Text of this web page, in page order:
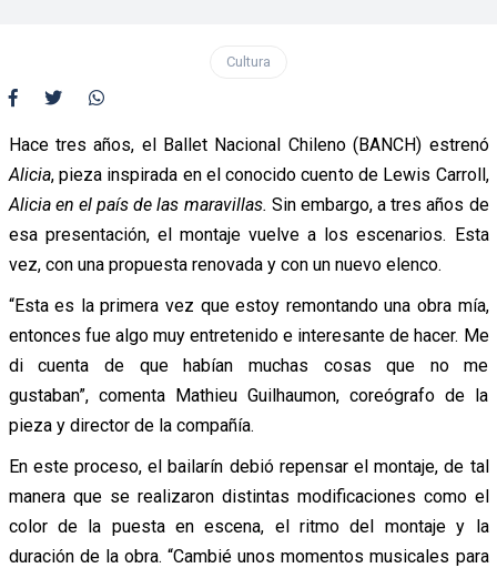
Cultura
Hace tres años, el Ballet Nacional Chileno (BANCH) estrenó
Alicia, pieza inspirada en el conocido cuento de Lewis Carroll,
Alicia en el país de las maravillas. Sin embargo, a tres años de
esa presentación, el montaje vuelve a los escenarios. Esta
vez, con una propuesta renovada y con un nuevo elenco.
“Esta es la primera vez que estoy remontando una obra mía,
entonces fue algo muy entretenido e interesante de hacer. Me
di cuenta de que habían muchas cosas que no me
gustaban”, comenta Mathieu Guilhaumon, coreógrafo de la
pieza y director de la compañía.
En este proceso, el bailarín debió repensar el montaje, de tal
manera que se realizaron distintas modificaciones como el
color de la puesta en escena, el ritmo del montaje y la
duración de la obra. “Cambié unos momentos musicales para